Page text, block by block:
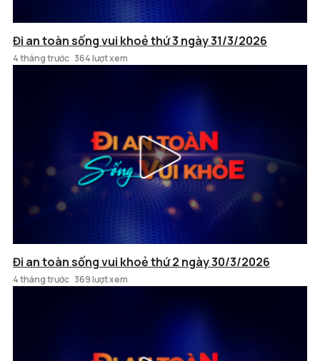
Đi an toàn sống vui khoẻ thứ 3 ngày 31/3/2026
4 tháng trước 364 lượt xem
Đi an toàn sống vui khoẻ thứ 2 ngày 30/3/2026
4 tháng trước 369 lượt xem